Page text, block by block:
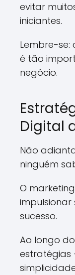
evitar
iniciantes.
Lembre-se:
é tão
negócio.
Digital
Não
ninguém
O
impulsionar
sucesso.
Ao longo
estratégias